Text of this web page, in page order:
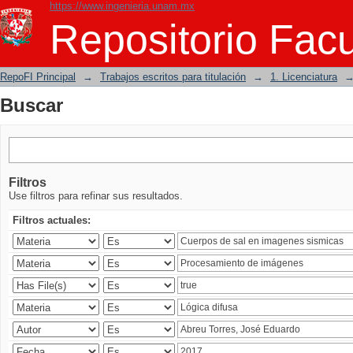
https://www.ingenieria.unam.mx
Repositorio
Buscar
RepoFI Principal → Trabajos escritos para titulación → 1. Licenciatura
Buscar
Filtros
Use filtros para refinar sus resultados.
Filtros actuales: